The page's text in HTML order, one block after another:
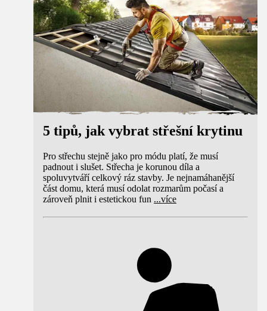
5 tipů, jak vybrat střešní krytinu
Pro střechu stejně jako pro módu platí, že musí
padnout i slušet. Střecha je korunou díla a
spoluvytváří celkový ráz stavby. Je nejnamáhanější
část domu, která musí odolat rozmarům počasí a
zároveň plnit i estetickou fun ...více